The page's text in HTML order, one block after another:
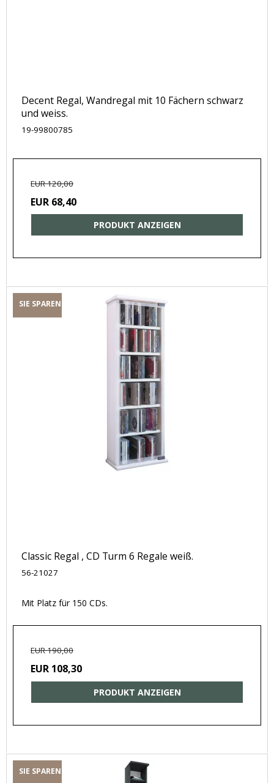
Decent Regal, Wandregal mit 10 Fächern schwarz
und weiss.
19-99800785
EUR 120,00
EUR 68,40
PRODUKT ANZEIGEN
SIE SPAREN
Classic Regal , CD Turm 6 Regale weiß.
56-21027
Mit Platz für 150 CDs.
EUR 190,00
EUR 108,30
PRODUKT ANZEIGEN
SIE SPAREN